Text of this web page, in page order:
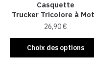
Casquette
Trucker Tricolore à
26,90€
Choix des options
Ce
produit